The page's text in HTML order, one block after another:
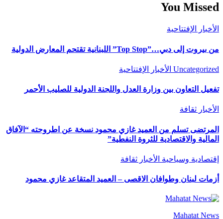
You Missed
الأخبار الإفتتاحية
من بيروت إلى دبي…”Top Stop” اللبنانية تقتحم المعارض الدولية
Uncategorized الأخبار الإفتتاحية
تفعيل التعاون بين وزارة العدل واللجنة الدولية للصليب الأحمر
الأخبار ثقافة
المرتضى تسلم من العميد غازي محمود نسخة عن اطروحته “الآفاق
المالية والاقتصادية للثروة النفطية”
إقتصادية وسياحية الأخبار ثقافة
أزمات لبنان وطوافان الاقصى – العميد المتقاعد غازي محمود
Mahatat News